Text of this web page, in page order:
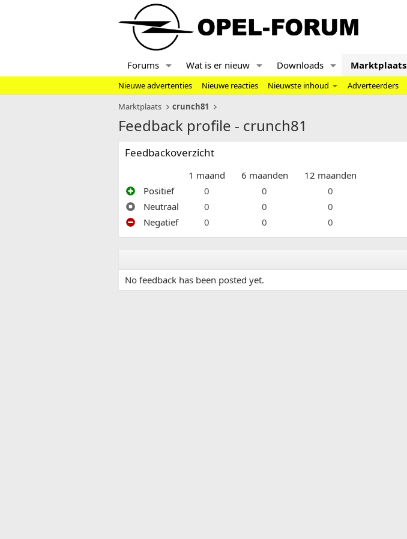
Forums Wat is er nieuw Downloads Marktplaats
Nieuwe advertenties Nieuwe reacties Nieuwste inhoud Adverteerders
Marktplaats
crunch81
Feedback profile - crunch81
Feedbackoverzicht
1 maand 6 maanden
12 maanden
Positief
0 0
0
Neutraal
0 0
0
Negatief
0 0 0
No feedback has been posted yet.